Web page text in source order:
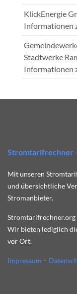
KlickEnergie
Informationen
Stadtwerke
Informationen
Stromtarifrechner
Mit unseren
und übersichtliche
Stromanbieter.
Wir bieten lediglich
vor Ort.
Impressum –